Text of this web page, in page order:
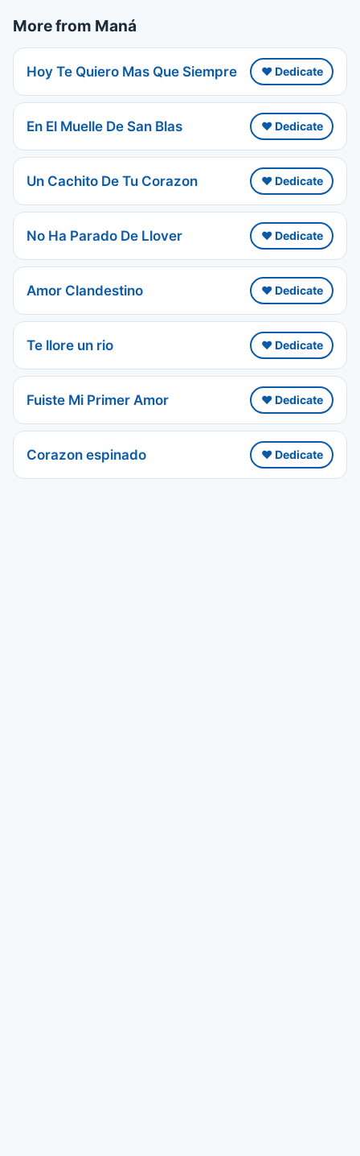
More from Maná
Hoy Te Quiero Mas Que Siempre ❤️ Dedicate
En El Muelle De San Blas ❤️ Dedicate
Un Cachito De Tu Corazon ❤️ Dedicate
No Ha Parado De Llover ❤️ Dedicate
Amor Clandestino ❤️ Dedicate
Te llore un rio ❤️ Dedicate
Fuiste Mi Primer Amor ❤️ Dedicate
Corazon espinado ❤️ Dedicate